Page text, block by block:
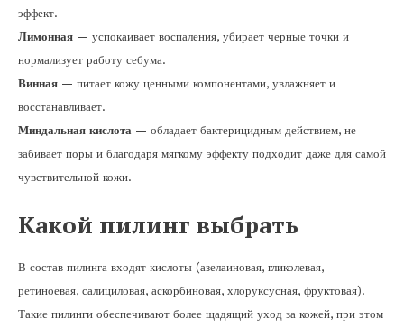
эффект.
Лимонная — успокаивает воспаления, убирает черные точки и
нормализует работу себума.
Винная — питает кожу ценными компонентами, увлажняет и
восстанавливает.
Миндальная кислота — обладает бактерицидным действием, не
забивает поры и благодаря мягкому эффекту подходит даже для самой
чувствительной кожи.
Какой пилинг выбрать
В состав пилинга входят кислоты (азелаиновая, гликолевая,
ретиноевая, салициловая, аскорбиновая, хлоруксусная, фруктовая).
Такие пилинги обеспечивают более щадящий уход за кожей, при этом